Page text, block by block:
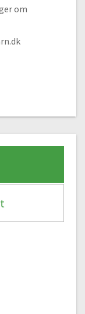
om
i tunesisk
gør du ved det?